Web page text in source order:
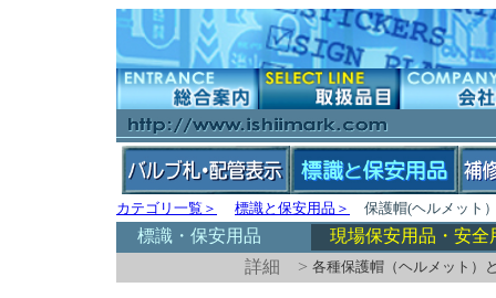
カテゴリ一覧＞ 標識と保安用品＞ 保護帽(ヘルメット
標識・保安用品
現場保安用品・安全
詳細 > 各種保護帽（ヘルメット）